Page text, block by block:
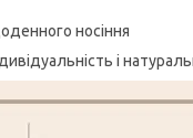
носіння
і